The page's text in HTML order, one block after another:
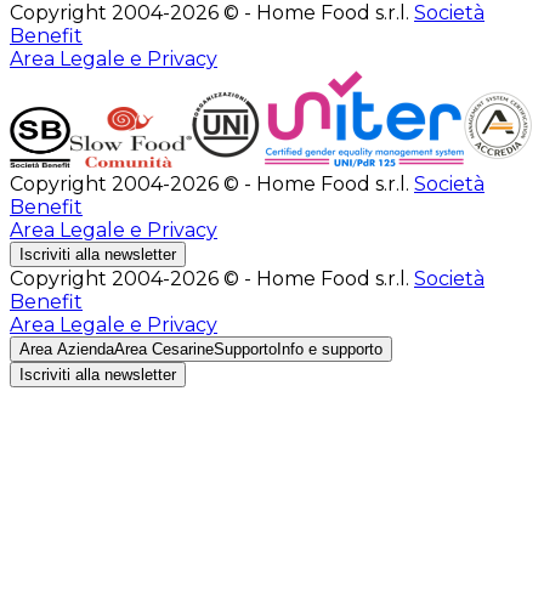
Copyright 2004-2026 © - Home Food s.r.l. Società
Benefit
Area Legale e Privacy
Copyright 2004-2026 © - Home Food s.r.l. Società
Benefit
Area Legale e Privacy
Iscriviti alla newsletter
Copyright 2004-2026 © - Home Food s.r.l. Società
Benefit
Area Legale e Privacy
Area AziendaArea CesarineSupporto Info e supporto
Iscriviti alla newsletter